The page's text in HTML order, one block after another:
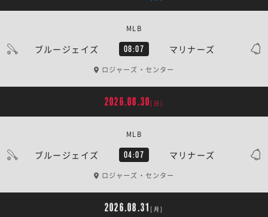
ブルージェイズ 08:07 マリナーズ
MLB
ロジャーズ・センター
2026.08.30 [日]
ブルージェイズ 04:07 マリナーズ
MLB
ロジャーズ・センター
2026.08.31 [月]